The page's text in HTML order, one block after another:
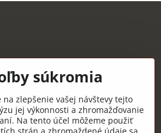
súkromia
na zlepšenie vašej návštevy tejto
jej výkonnosti a zhromažďovanie
Na tento účel môžeme použiť